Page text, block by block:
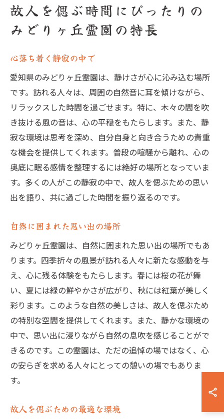
故人を偲ぶ時間にぴったりの
みどりヶ丘霊園の特長
心落ち着く静寂の中で
愛知県のみどりヶ丘霊園は、静けさが心に沁み込む場所
です。訪れる人々は、周囲の自然音に耳を傾けながら、
リラックスした時間を過ごせます。特に、木々の間を吹
き抜ける風の音は、心の平穏をもたらします。また、静
寂な環境は思考を深め、自分自身と向き合うための貴重
な機会を提供してくれます。普段の喧騒から離れ、心の
奥底に眠る感情を整理するには絶好の場所となっていま
す。多くの人がこの静寂の中で、故人を偲ぶための思い
出を語り、共に過ごした時間を振り返るのです。
自然に囲まれた思い出の場所
みどりヶ丘霊園は、自然に囲まれた思い出の場所でもあ
ります。四季折々の風景が訪れる人々に新たな感動を与
え、心に残る体験をもたらします。春には桜の花が舞
い、夏には緑の鮮やかさが広がり、秋には紅葉が美しく
彩ります。このような自然の美しさは、故人を偲ぶため
の特別な空間を提供してくれます。また、静かな環境の
中で、思い出に浸りながら自然の息吹を感じることがで
きるのです。この霊園は、ただの追悼の場ではなく、心
の安らぎを求める人々にとっての憩いの場でもありま
す。
故人を偲ぶための最適な環境